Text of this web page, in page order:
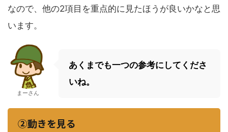
なので、他の2項目を重点的に見たほうが良いかなと思
います。
まーさん
あくまでも一つの参考にしてくださ
いね。
②動きを見る